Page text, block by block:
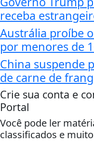
receba
Austrália proíbe
por menores de
China suspende
de carne de
Crie sua conta e
Portal
Você pode ler
classificados e